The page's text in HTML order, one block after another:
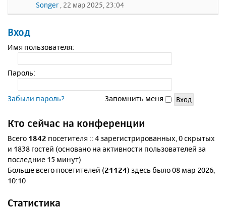
Songer , 22 мар 2025, 23:04
Вход
Имя пользователя:
Пароль:
Забыли пароль? Запомнить меня
Кто сейчас на конференции
Всего 1842 посетителя :: 4 зарегистрированных, 0 скрытых
и 1838 гостей (основано на активности пользователей за
последние 15 минут)
Больше всего посетителей (21124) здесь было 08 мар 2026,
10:10
Статистика